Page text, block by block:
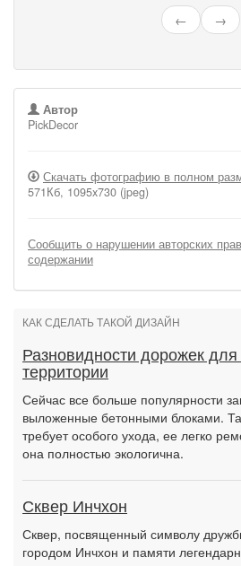
← →
Автор
PickDecor
Скачать фотографию в полном
571Кб, 1095x730 (jpeg)
Сообщить о нарушении авторских
содержании
КАК СДЕЛАТЬ ТАКОЙ ДИЗАЙН
Разновидности дорожек для
территории
Сейчас все больше популярности
выложенные бетонными блоками.
требует особого ухода, ее легко
она полностью экологична.
Сквер Инчхон
Сквер, посвященный символу
городом Инчхон и памяти